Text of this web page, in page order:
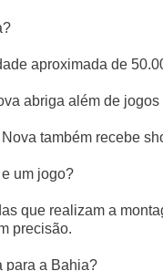
aproximada de
abriga além de
também recebe
um jogo?
que realizam a
precisão.
para a Bahia?